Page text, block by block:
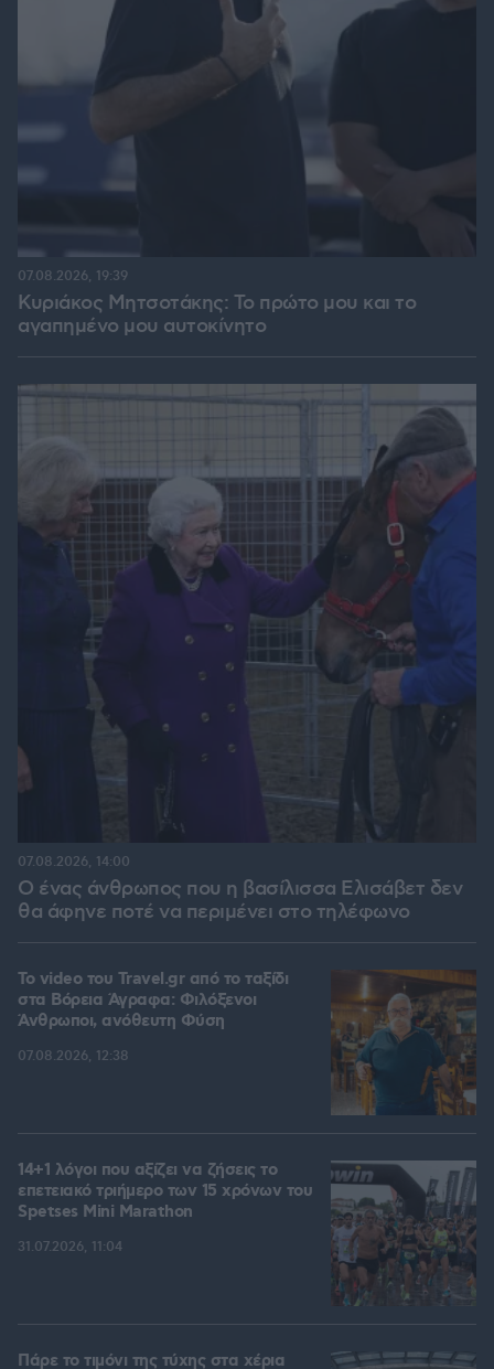
Κυριάκος Μητσοτάκης: Το πρώτο μου και το
αγαπημένο μου αυτοκίνητο
07.08.2026, 19:39
Ο ένας άνθρωπος που η βασίλισσα Ελισάβετ δεν
θα άφηνε ποτέ να περιμένει στο τηλέφωνο
07.08.2026, 14:00
To video του Travel.gr από το ταξίδι
στα Βόρεια Άγραφα: Φιλόξενοι
Άνθρωποι, ανόθευτη Φύση
07.08.2026, 12:38
14+1 λόγοι που αξίζει να ζήσεις το
επετειακό τριήμερο των 15 χρόνων του
Spetses Mini Marathon
31.07.2026, 11:04
Πάρε το τιμόνι της τύχης στα χέρια